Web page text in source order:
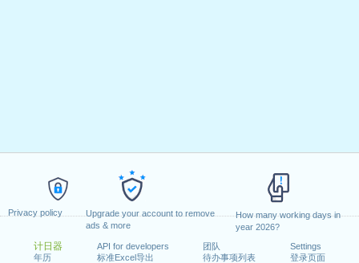
Privacy policy
Upgrade your account to remove
ads & more
How many working days in
year 2026?
计日器
年历
API for developers
标准Excel导出
团队
待办事项列表
Settings
登录页面